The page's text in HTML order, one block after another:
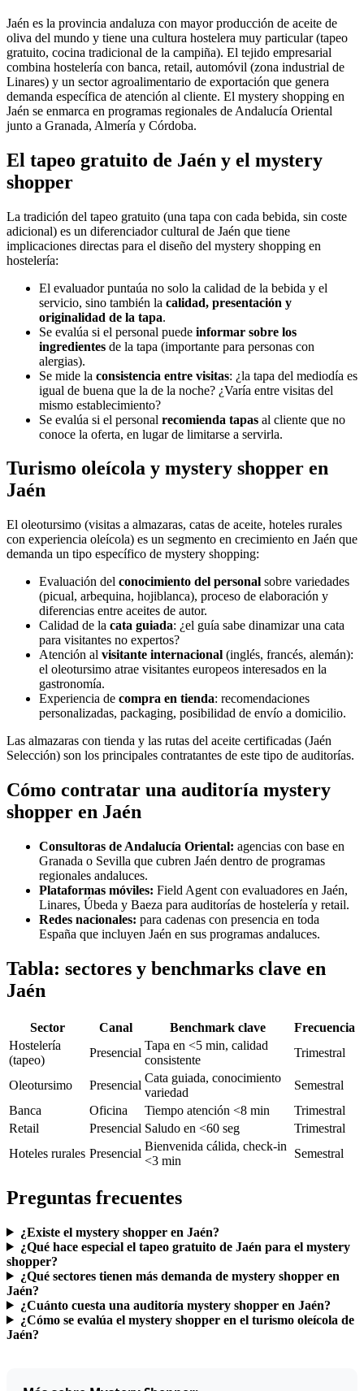
Jaén es la provincia andaluza con mayor producción de aceite de
oliva del mundo y tiene una cultura hostelera muy particular (tapeo
gratuito, cocina tradicional de la campiña). El tejido empresarial
combina hostelería con banca, retail, automóvil (zona industrial de
Linares) y un sector agroalimentario de exportación que genera
demanda específica de atención al cliente. El mystery shopping en
Jaén se enmarca en programas regionales de Andalucía Oriental
junto a Granada, Almería y Córdoba.
El tapeo gratuito de Jaén y el mystery
shopper
La tradición del tapeo gratuito (una tapa con cada bebida, sin coste
adicional) es un diferenciador cultural de Jaén que tiene
implicaciones directas para el diseño del mystery shopping en
hostelería:
El evaluador puntaúa no solo la calidad de la bebida y el
servicio, sino también la calidad, presentación y
originalidad de la tapa.
Se evalúa si el personal puede informar sobre los
ingredientes de la tapa (importante para personas con
alergias).
Se mide la consistencia entre visitas: ¿la tapa del mediodía es
igual de buena que la de la noche? ¿Varía entre visitas del
mismo establecimiento?
Se evalúa si el personal recomienda tapas al cliente que no
conoce la oferta, en lugar de limitarse a servirla.
Turismo oleícola y mystery shopper en
Jaén
El oleotursimo (visitas a almazaras, catas de aceite, hoteles rurales
con experiencia oleícola) es un segmento en crecimiento en Jaén que
demanda un tipo específico de mystery shopping:
Evaluación del conocimiento del personal sobre variedades
(picual, arbequina, hojiblanca), proceso de elaboración y
diferencias entre aceites de autor.
Calidad de la cata guiada: ¿el guía sabe dinamizar una cata
para visitantes no expertos?
Atención al visitante internacional (inglés, francés, alemán):
el oleotursimo atrae visitantes europeos interesados en la
gastronomía.
Experiencia de compra en tienda: recomendaciones
personalizadas, packaging, posibilidad de envío a domicilio.
Las almazaras con tienda y las rutas del aceite certificadas (Jaén
Selección) son los principales contratantes de este tipo de auditorías.
Cómo contratar una auditoría mystery
shopper en Jaén
Consultoras de Andalucía Oriental: agencias con base en
Granada o Sevilla que cubren Jaén dentro de programas
regionales andaluces.
Plataformas móviles: Field Agent con evaluadores en Jaén,
Linares, Úbeda y Baeza para auditorías de hostelería y retail.
Redes nacionales: para cadenas con presencia en toda
España que incluyen Jaén en sus programas andaluces.
Tabla: sectores y benchmarks clave en
Jaén
Sector Canal Benchmark clave
Frecuencia
Hostelería
(tapeo)
Presencial
Tapa en <5 min, calidad
consistente
Trimestral
Oleotursimo Presencial
Cata guiada, conocimiento
variedad
Semestral
Banca
Oficina Tiempo atención <8 min
Trimestral
Retail
Presencial Saludo en <60 seg
Trimestral
Hoteles rurales Presencial
Bienvenida cálida, check-in
<3 min
Semestral
Preguntas frecuentes
¿Existe el mystery shopper en Jaén?
¿Qué hace especial el tapeo gratuito de Jaén para el mystery
shopper?
¿Qué sectores tienen más demanda de mystery shopper en
Jaén?
¿Cuánto cuesta una auditoría mystery shopper en Jaén?
¿Cómo se evalúa el mystery shopper en el turismo oleícola de
Jaén?